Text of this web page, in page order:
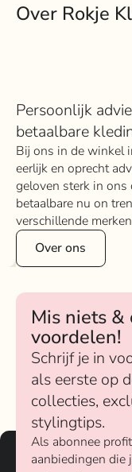
Over Rokje
Persoonlijk
betaalbare
Bij ons in de winkel
eerlijk en oprecht
geloven sterk in ons
betaalbare nu on
verschillende
Over ons
Mis niets
voordelen!
Schrijf je in
als eerste op
collecties,
stylingtips.
Als abonnee
aanbiedingen die